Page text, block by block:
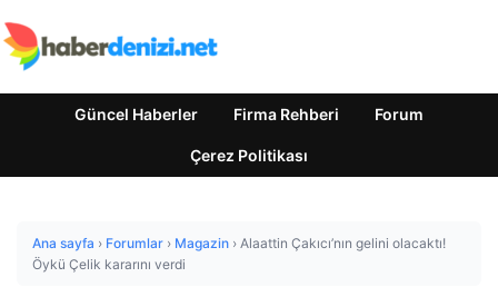
Güncel Haberler Firma Rehberi Forum
Çerez Politikası
Ana sayfa › Forumlar › Magazin › Alaattin Çakıcı’nın gelini olacaktı!
Öykü Çelik kararını verdi